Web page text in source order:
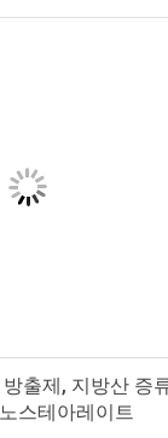
출제, 지방산 증
스테아레이트